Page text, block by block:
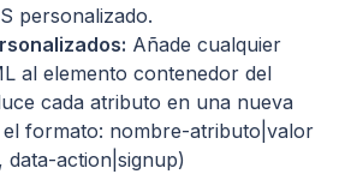
personalizado.
Añade cualquier
al elemento contenedor del
cada atributo en una nueva
el formato: nombre-atributo|valor
data-action|signup)